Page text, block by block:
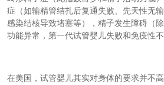
症（如输精管结扎后复通失败、先天性无
感染结核导致堵塞等），精子发生障碍（
功能异常，第一代试管婴儿失败和免疫性不
在美国，试管婴儿其实对身体的要求并不